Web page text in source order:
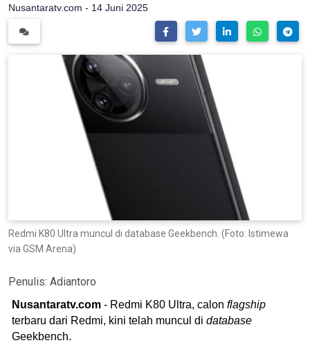
Nusantaratv.com - 14 Juni 2025
Redmi K80 Ultra muncul di database Geekbench. (Foto: Istimewa
via GSM Arena)
Penulis: Adiantoro
Nusantaratv.com - Redmi K80 Ultra, calon flagship
terbaru dari Redmi, kini telah muncul di database
Geekbench.